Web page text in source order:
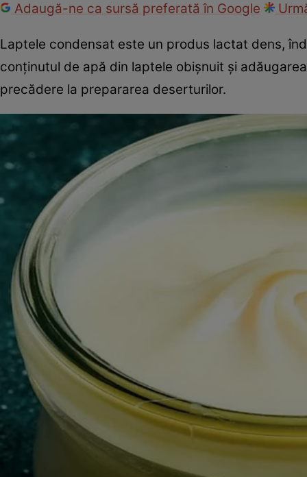
Adaugă-ne ca sursă preferată în Google
Laptele condensat este un produs lactat dens,
conținutul de apă din laptele obișnuit și
precădere la prepararea deserturilor.